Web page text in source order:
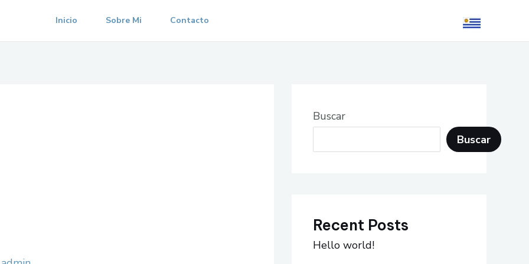
Inicio Sobre Mi Contacto
Buscar
Buscar
Recent Posts
Hello world!